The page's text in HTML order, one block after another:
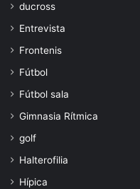
ducross
Entrevista
Frontenis
Fútbol
Fútbol sala
Gimnasia Rítmica
golf
Halterofilia
Hípica